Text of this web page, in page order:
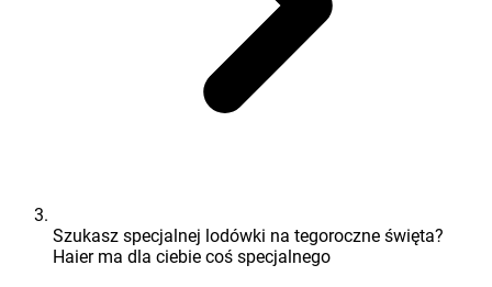
Szukasz specjalnej lodówki na tegoroczne święta?
Haier ma dla ciebie coś specjalnego